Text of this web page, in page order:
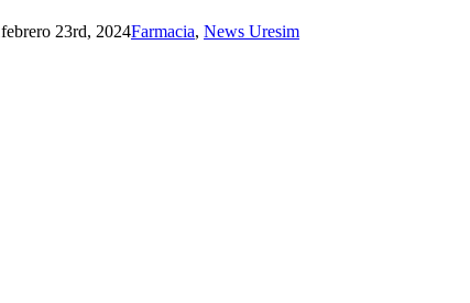
febrero 23rd, 2024Farmacia, News Uresim